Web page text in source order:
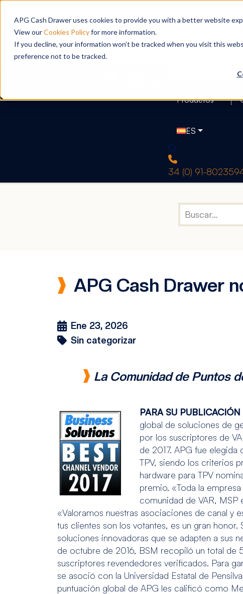
APG Cash Drawer uses cookies to provide you with a better website
View ourCookies Policyfor more information.
If you decline, your information won’t be tracked when you visit this
preference not to be tracked.
Productos
ES
34 (0) 91-
APG Cash Drawer
Ene 23, 2026
Sin categorizar
La Comunidad de Puntos
PARA SU
global de soluciones de
por los suscriptores de
de 2017. APG fue
TPV, siendo los criterios
hardware para TPV
premio. «Toda la
comunidad de VAR, MSP
«Valoramos nuestras asociaciones de canal y
tus clientes son los votantes, es un gran
soluciones innovadoras que se adapten a sus
de octubre de 2016, BSM recopiló un total de
suscriptores revendedores verificados. Para
se asoció con la Universidad Estatal de
puntuación global de APG les calificó como